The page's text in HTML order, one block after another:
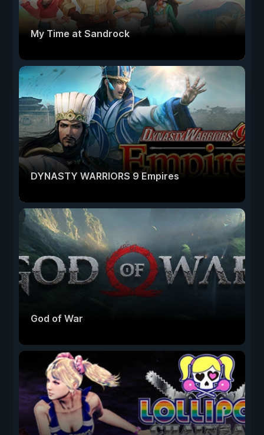
My Time at Sandrock
DYNASTY WARRIORS 9 Empires
God of War